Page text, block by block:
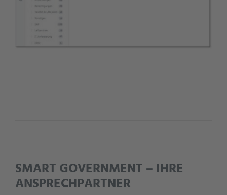
SMART GOVERNMENT – IHRE
ANSPRECHPARTNER